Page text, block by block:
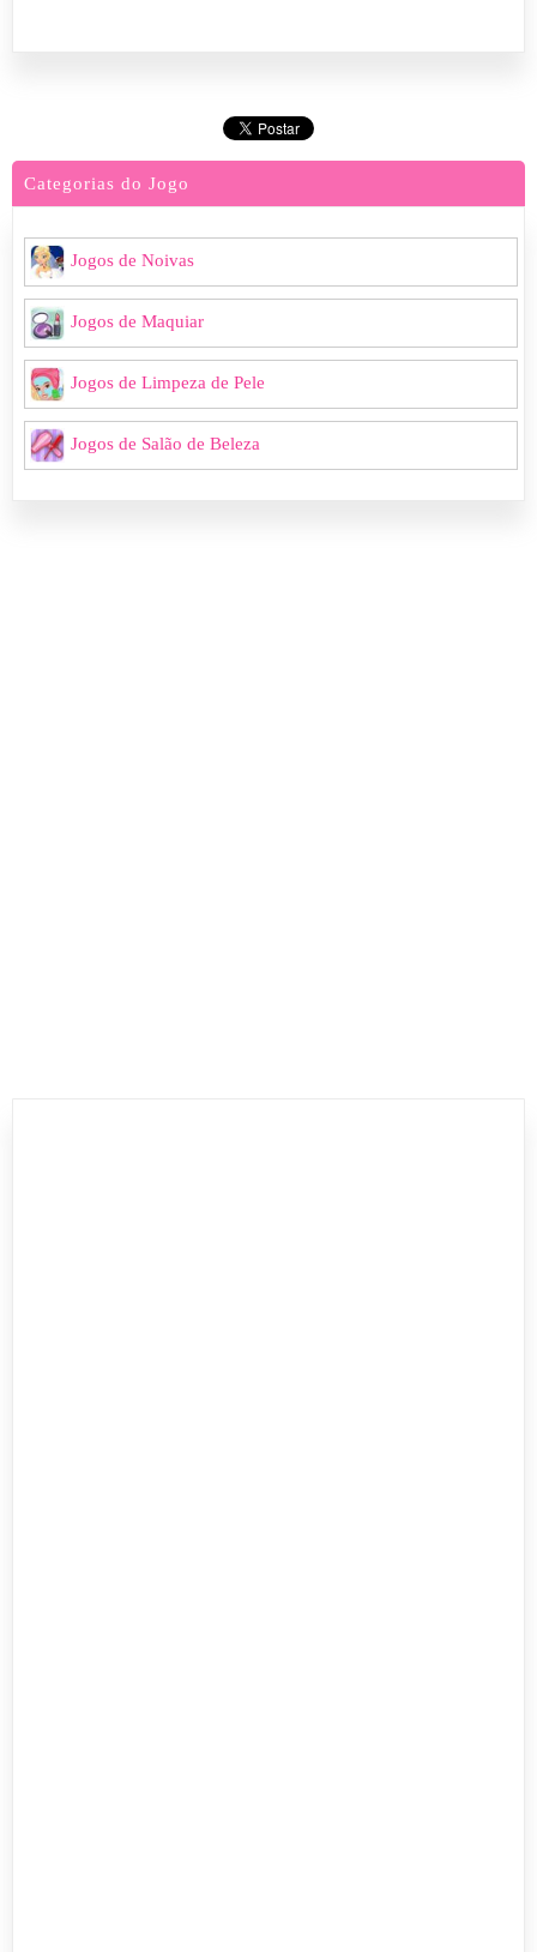
Categorias do Jogo
Jogos de Noivas
Jogos de Maquiar
Jogos de Limpeza de Pele
Jogos de Salão de Beleza